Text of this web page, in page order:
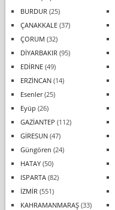
BURDUR (25)
ÇANAKKALE(37)
ÇORUM (32)
DİYARBAKIR (95)
EDİRNE(49)
ERZİNCAN(14)
Esenler(25)
Eyüp (26)
GAZİANTEP (112)
GİRESUN(47)
Güngören (24)
HATAY(50)
ISPARTA(82)
İZMİR (551)
KAHRAMANMARAŞ(33)